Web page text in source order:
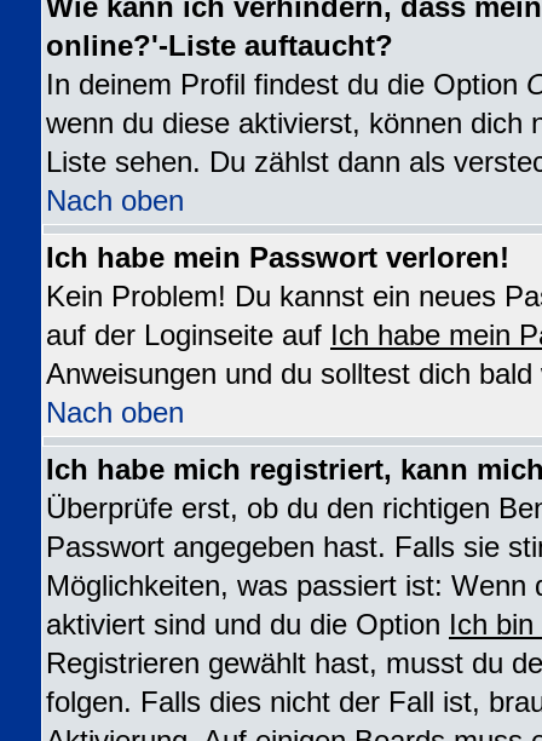
Wie kann ich verhindern, dass
online?'-Liste auftaucht?
In deinem Profil findest du die Option
wenn du diese aktivierst, können dich
Liste sehen. Du zählst dann als
Nach oben
Ich habe mein Passwort verloren!
Kein Problem! Du kannst ein neues
auf der Loginseite auf Ich habe mein
Anweisungen und du solltest dich
Nach oben
Ich habe mich registriert, kann
Überprüfe erst, ob du den richtigen
Passwort angegeben hast. Falls sie
Möglichkeiten, was passiert ist: Wenn
aktiviert sind und du die Option Ich
Registrieren gewählt hast, musst du
folgen. Falls dies nicht der Fall ist,